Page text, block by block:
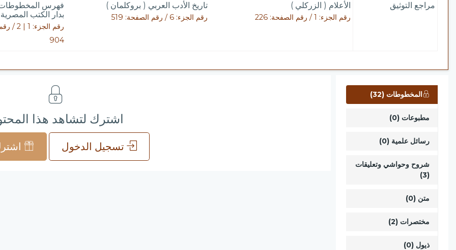
مراجع التوثيق
الأعلام ( الزركلي )
رقم الجزء: 1 / رقم الصفحة: 226
تاريخ الأدب العربي ( بروكلمان )
رقم الجزء: 6 / رقم الصفحة: 519
فهرس المخطوطات
بدار الكتب المصرية
904
المخطوطات (32)
مطبوعات (0)
رسائل علمية (0)
شروح وحواشي وتعليقات
(3)
متن (0)
مختصرات (2)
ذيول (0)
اشترك لتشاهد هذا
تسجيل الدخول